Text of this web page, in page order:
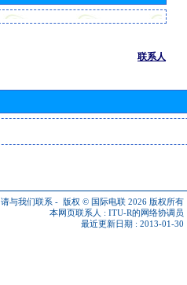
联系人
请与我们联系 - 版权 © 国际电联 2026 版权所有
本网页联系人 : ITU-R的网络协调员
最近更新日期 : 2013-01-30